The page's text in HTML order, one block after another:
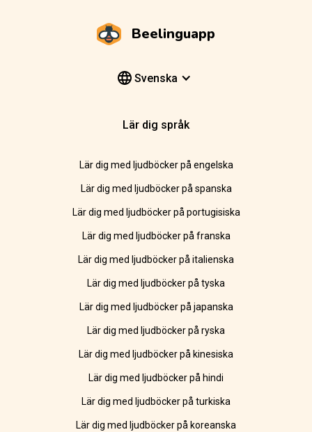
Beelinguapp
Svenska
Lär dig språk
Lär dig med ljudböcker på engelska
Lär dig med ljudböcker på spanska
Lär dig med ljudböcker på portugisiska
Lär dig med ljudböcker på franska
Lär dig med ljudböcker på italienska
Lär dig med ljudböcker på tyska
Lär dig med ljudböcker på japanska
Lär dig med ljudböcker på ryska
Lär dig med ljudböcker på kinesiska
Lär dig med ljudböcker på hindi
Lär dig med ljudböcker på turkiska
Lär dig med ljudböcker på koreanska